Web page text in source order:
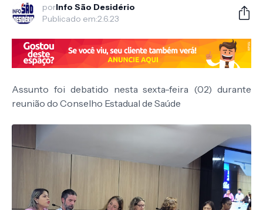
porInfo São Desidério
Publicado em:2.6.23
Assunto foi debatido nesta sexta-feira (02) durante
reunião do Conselho Estadual de Saúde